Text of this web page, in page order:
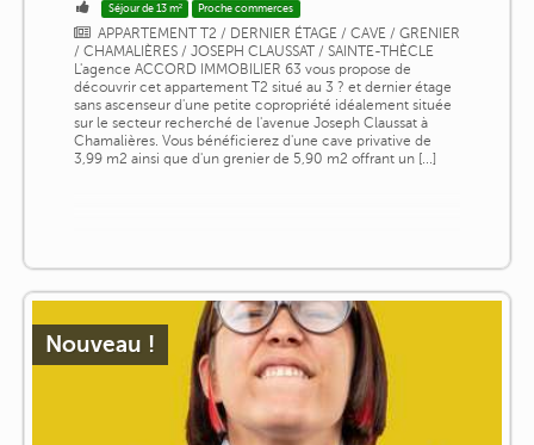
Séjour de 13 m² Proche commerces
APPARTEMENT T2 / DERNIER ÉTAGE / CAVE / GRENIER
/ CHAMALIÈRES / JOSEPH CLAUSSAT / SAINTE-THÈCLE
L'agence ACCORD IMMOBILIER 63 vous propose de
découvrir cet appartement T2 situé au 3 ? et dernier étage
sans ascenseur d'une petite copropriété idéalement située
sur le secteur recherché de l'avenue Joseph Claussat à
Chamalières. Vous bénéficierez d'une cave privative de
3,99 m2 ainsi que d'un grenier de 5,90 m2 offrant un [...]
Nouveau !